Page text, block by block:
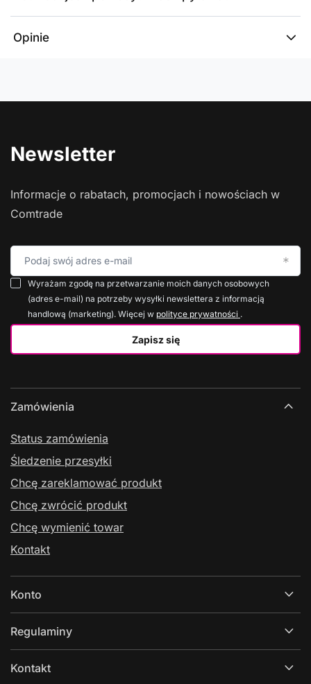
Opinie
Newsletter
Informacje o rabatach, promocjach i nowościach w
Comtrade
Podaj swój adres e-mail
Zapisz się
Wyrażam zgodę na przetwarzanie moich danych osobowych
(adres e-mail) na potrzeby wysyłki newslettera z informacją
handlową (marketing). Więcej w polityce prywatności .
Zamówienia
Status zamówienia
Śledzenie przesyłki
Chcę zareklamować produkt
Chcę zwrócić produkt
Chcę wymienić towar
Kontakt
Konto
Regulaminy
Kontakt